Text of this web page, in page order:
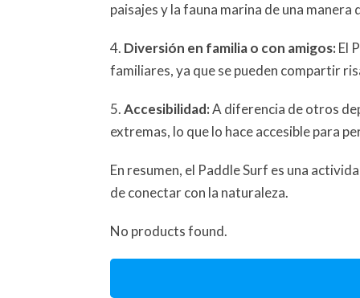
paisajes y la fauna marina de una
4. Diversión en familia o con amigos:El
familiares, ya que se pueden compartir
5.Accesibilidad:A diferencia de otros
extremas, lo que lo hace accesible para
En resumen, el Paddle Surf es una
de conectar con la naturaleza.
No products found.